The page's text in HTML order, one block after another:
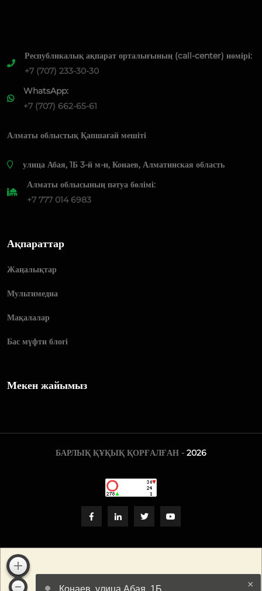
Республикалық ақпарат орталығының (call-center) нөмірі:
+7 (707) 233-30-30
WhatsApp:
+7 (707) 662-65-61
Алматы облыстық Қапшағай мешіті
​улица Абая, 1Б 3-й м-н, Конаев, Алматинская область
Алматы облысының пәтуа бөлімі:
+7 777 014 6983
Ақпараттар
Жаңалықтар
Мультимедиа
Мақалалар
Бас мүфти блогі
Мекен жайымыз
БАРЛЫҚ ҚҰҚЫҚ ҚОРҒАЛҒАН - 2026